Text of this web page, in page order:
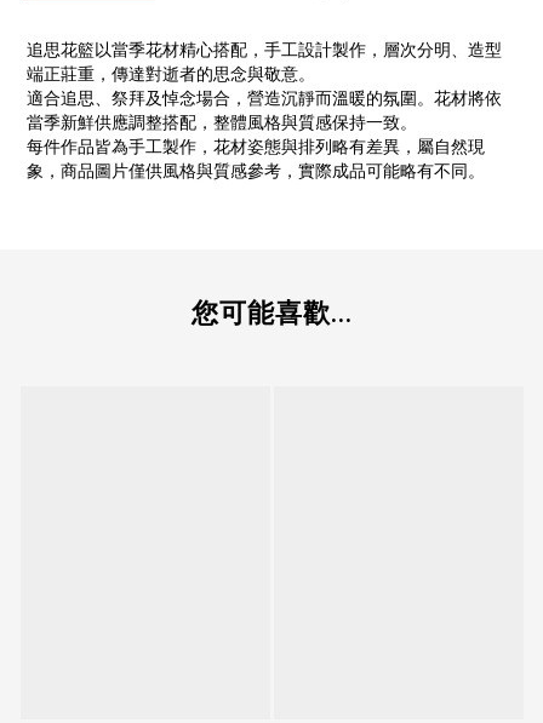
追思花籃以當季花材精心搭配，手工設計製作，層次分明、造型
端正莊重，傳達對逝者的思念與敬意。
適合追思、祭拜及悼念場合，營造沉靜而溫暖的氛圍。花材將依
當季新鮮供應調整搭配，整體風格與質感保持一致。
每件作品皆為手工製作，花材姿態與排列略有差異，屬自然現
象，商品圖片僅供風格與質感參考，實際成品可能略有不同。
您可能喜歡...